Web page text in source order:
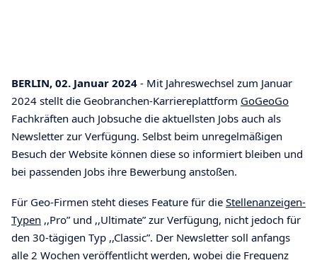
BERLIN, 02. Januar 2024 - Mit Jahreswechsel zum Januar
2024 stellt die Geobranchen-Karriereplattform GoGeoGo
Fachkräften auch Jobsuche die aktuellsten Jobs auch als
Newsletter zur Verfügung. Selbst beim unregelmäßigen
Besuch der Website können diese so informiert bleiben und
bei passenden Jobs ihre Bewerbung anstoßen.
Für Geo-Firmen steht dieses Feature für die Stellenanzeigen-
Typen ,,Pro” und ,,Ultimate” zur Verfügung, nicht jedoch für
den 30-tägigen Typ ,,Classic”. Der Newsletter soll anfangs
alle 2 Wochen veröffentlicht werden, wobei die Frequenz